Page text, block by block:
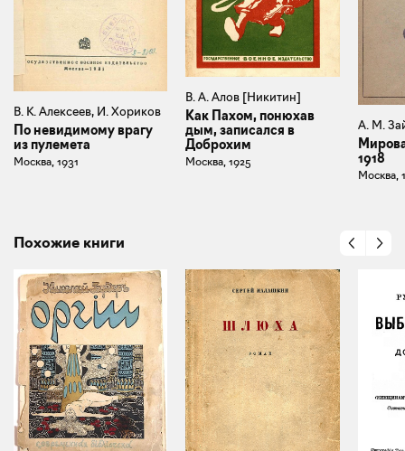
В. К. Алексеев, И. Хориков
По невидимому врагу
из пулемета
Москва, 1931
В. А. Алов [Никитин]
Как Пахом, понюхав
дым, записался в
Доброхим
Москва, 1925
А. М.
1918
Москва,
Похожие книги